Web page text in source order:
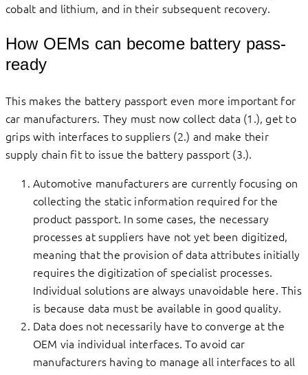
cobalt and lithium, and in their subsequent recovery.
How OEMs can become battery pass-
ready
This makes the battery passport even more important for
car manufacturers. They must now collect data (1.), get to
grips with interfaces to suppliers (2.) and make their
supply chain fit to issue the battery passport (3.).
Automotive manufacturers are currently focusing on
collecting the static information required for the
product passport. In some cases, the necessary
processes at suppliers have not yet been digitized,
meaning that the provision of data attributes initially
requires the digitization of specialist processes.
Individual solutions are always unavoidable here. This
is because data must be available in good quality.
Data does not necessarily have to converge at the
OEM via individual interfaces. To avoid car
manufacturers having to manage all interfaces to all